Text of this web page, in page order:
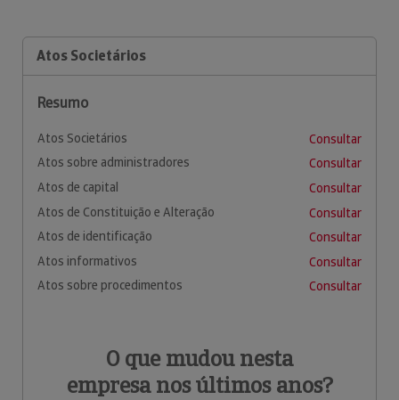
Atos Societários
Resumo
Atos Societários
Consultar
Atos sobre administradores
Consultar
Atos de capital
Consultar
Atos de Constituição e Alteração
Consultar
Atos de identificação
Consultar
Atos informativos
Consultar
Atos sobre procedimentos
Consultar
O que mudou nesta
empresa nos últimos anos?